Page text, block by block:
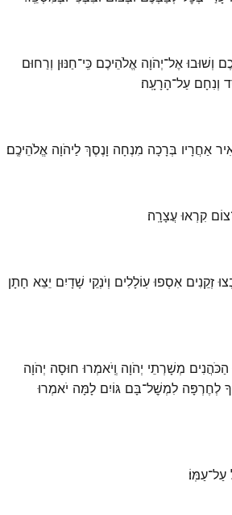
וְשׁוּבוּ אֶל־יְהֹוָה אֱלֹהֵיכֶם כִּֽי־חַנּוּן וְרַחוּם
וְנִחָם עַל־הָרָעָֽה׃
אַחֲרָיו בְּרָכָה מִנְחָה וָנֶסֶךְ לַיהֹוָה אֱלֹהֵיכֶֽם׃
קִרְאוּ עֲצָרָֽה׃
זְקֵנִים אִסְפוּ עֽוֹלָלִים וְיֹנְקֵי שָׁדָיִם יֵצֵא חָתָן
הַכֹּהֲנִים מְשָׁרְתֵי יְהֹוָה וְֽיֹאמְרוּ חוּסָה יְהֹוָה
לְחֶרְפָּה לִמְשׇׁל־בָּם גּוֹיִם לָמָּה יֹאמְרוּ